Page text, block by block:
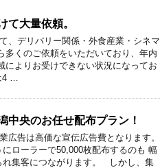
て大量依頼。
、デリバリー関係・外食産業・シネマ
多くのご依頼をいただいており、年内
によりお受けできない状況になってお
…
中央のお任せ配布プラン！
広告は高価な宣伝広告費となります。
ローラーで50,000枚配布するのも 幅
れ集客につながります。 しかし、集